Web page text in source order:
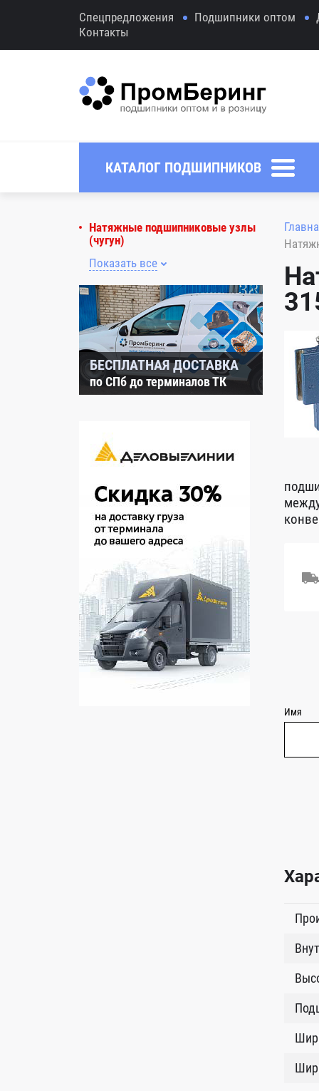
Спецпредложения Подшипники оптом
Контакты
КАТАЛОГ ПОДШИПНИКОВ
Натяжные подшипниковые узлы
(чугун)
Показать все
БЕСПЛАТНАЯ ДОСТАВКА
по СПб до терминалов ТК
Имя